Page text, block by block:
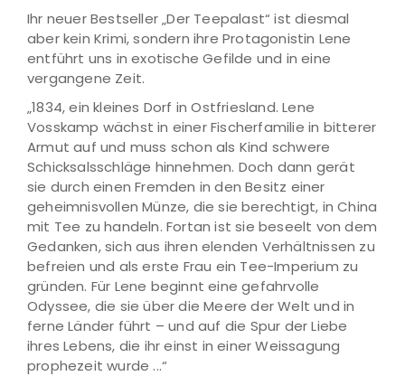
Ihr neuer Bestseller „Der Teepalast“ ist diesmal
aber kein Krimi, sondern ihre Protagonistin Lene
entführt uns in exotische Gefilde und in eine
vergangene Zeit.
„1834, ein kleines Dorf in Ostfriesland. Lene
Vosskamp wächst in einer Fischerfamilie in bitterer
Armut auf und muss schon als Kind schwere
Schicksalsschläge hinnehmen. Doch dann gerät
sie durch einen Fremden in den Besitz einer
geheimnisvollen Münze, die sie berechtigt, in China
mit Tee zu handeln. Fortan ist sie beseelt von dem
Gedanken, sich aus ihren elenden Verhältnissen zu
befreien und als erste Frau ein Tee-Imperium zu
gründen. Für Lene beginnt eine gefahrvolle
Odyssee, die sie über die Meere der Welt und in
ferne Länder führt – und auf die Spur der Liebe
ihres Lebens, die ihr einst in einer Weissagung
prophezeit wurde ...“